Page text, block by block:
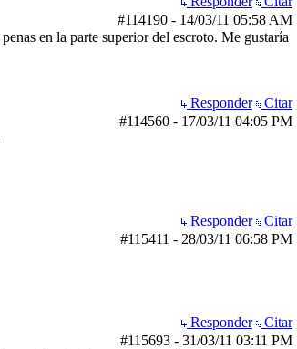
#114190 - 14/03/11 05:58 AM
en la parte superior del escroto. Me gustaría
Responder
Citar
#114560 - 17/03/11 04:05 PM
Responder
Citar
#115411 - 28/03/11 06:58 PM
Responder
Citar
#115693 - 31/03/11 03:11 PM